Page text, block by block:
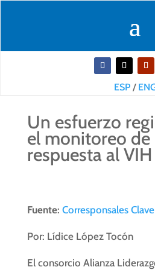
ESP/
Un esfuerzo
el monitoreo de
respuesta al VIH
Fuente: Corresponsales Clave
Por: Lídice López Tocón
El consorcio Alianza